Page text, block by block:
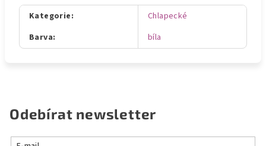
Kategorie:
Chlapecké
Barva: bíla
Odebírat newsletter